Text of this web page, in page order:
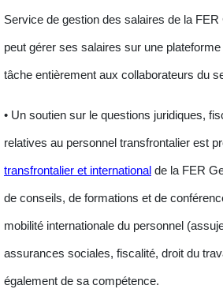
Service de gestion des salaires de la
peut gérer ses salaires sur une
tâche entièrement aux collaborateurs du
• Un soutien sur le questions juridiques,
relatives au personnel transfrontalier est
transfrontalier et international de la FER
de conseils, de formations et de
mobilité internationale du personnel
assurances sociales, fiscalité, droit du
également de sa compétence.